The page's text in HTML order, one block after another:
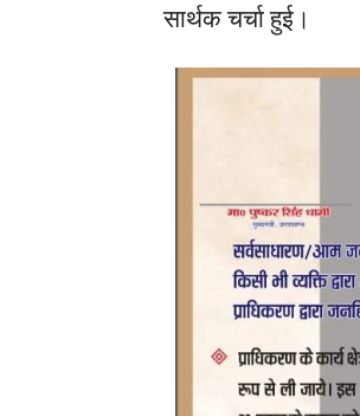
सार्थक चर्चा हुई।